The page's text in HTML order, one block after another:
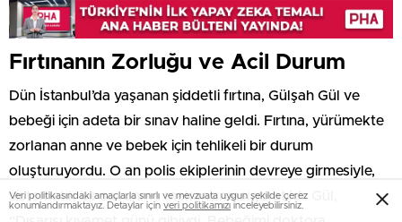
Fırtınanın Zorluğu ve Acil Durum
Dün İstanbul’da yaşanan şiddetli fırtına, Gülşah Gül ve
bebeği için adeta bir sınav haline geldi. Fırtına, yürümekte
zorlanan anne ve bebek için tehlikeli bir durum
oluşturuyordu. O an polis ekiplerinin devreye girmesiyle,
sistematik bir savunma mekanizması yaratıldı. Gül,
Veri politikasındaki amaçlarla sınırlı ve mevzuata uygun şekilde çerez
konumlandırmaktayız. Detaylar için veri politikamızı inceleyebilirsiniz.